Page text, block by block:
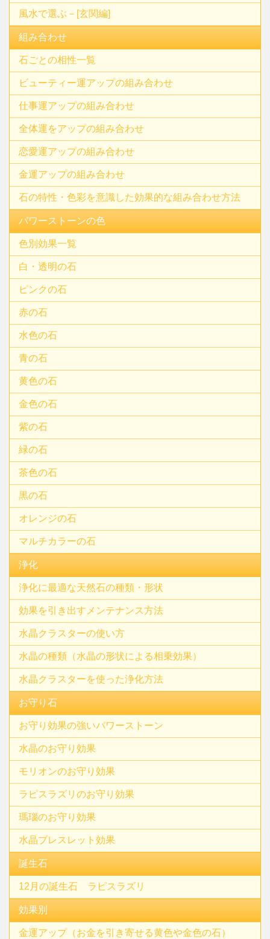
風水で選ぶ－[玄関編]
組み合わせ
石ごとの相性一覧
ビューティー運アップの組み合わせ
仕事運アップの組み合わせ
全体運をアップの組み合わせ
恋愛運アップの組み合わせ
金運アップの組み合わせ
石の特性・色彩を意識した効果的な組み合わせ方法
パワーストーンの色
色別効果一覧
白・透明の石
ピンクの石
赤の石
水色の石
青の石
黄色の石
金色の石
紫の石
緑の石
茶色の石
黒の石
オレンジの石
マルチカラーの石
浄化
浄化に最適な天然石の種類・形状
効果を引き出すメンテナンス方法
水晶クラスターの使い方
水晶の種類（水晶の形状による相乗効果）
水晶クラスターを使った浄化方法
お守り石
お守り効果の強いパワーストーン
水晶のお守り効果
モリオンのお守り効果
ラピスラズリのお守り効果
瑪瑙のお守り効果
水晶ブレスレット効果
誕生石
12月の誕生石 ラピスラズリ
効果別
金運アップ（お金を引き寄せる黄色や金色の石）